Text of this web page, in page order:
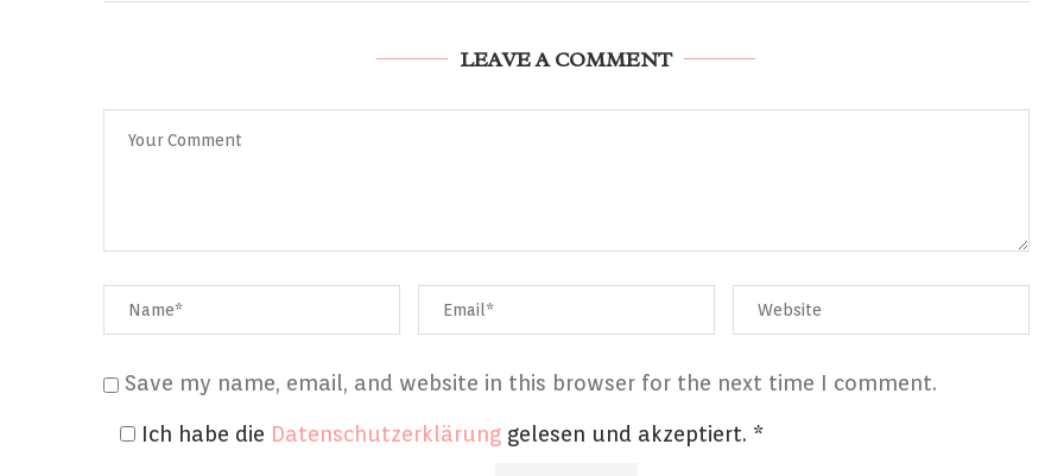
LEAVE A COMMENT
Save my name, email, and website in this browser for the next time I comment.
Ich habe die Datenschutzerklärung gelesen und akzeptiert. *